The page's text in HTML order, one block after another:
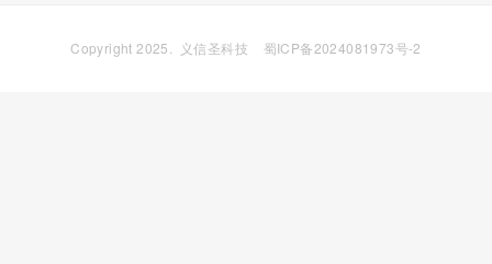
Copyright 2025. 义信圣科技 蜀ICP备2024081973号-2